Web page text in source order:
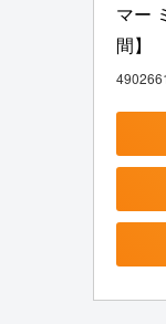
マー
間】